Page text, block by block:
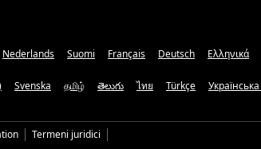
Nederlands Suomi Français Deutsch Ελληνικά
Svenska தமிழ் తెలుగు ไทย Türkçe
Termeni juridici